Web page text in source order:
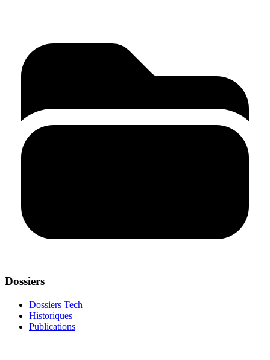
Dossiers
Dossiers Tech
Historiques
Publications